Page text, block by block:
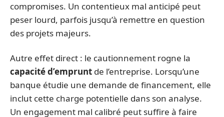
compromises. Un contentieux mal anticipé peut
peser lourd, parfois jusqu’à remettre en question
des projets majeurs.
Autre effet direct : le cautionnement rogne la
capacité d’emprunt de l’entreprise. Lorsqu’une
banque étudie une demande de financement, elle
inclut cette charge potentielle dans son analyse.
Un engagement mal calibré peut suffire à faire